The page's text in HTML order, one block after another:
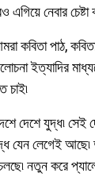
নেবার চেষ্টা
কবিতা পাঠ,
ইত্যাদির
চাই৷
দেশে যুদ্ধ৷ সেই
যেন লেগেই
নতুন করে